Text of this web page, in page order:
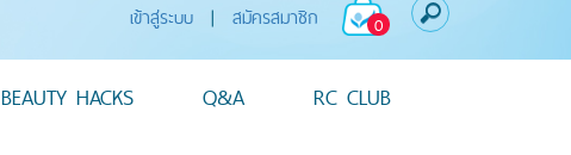
0
เข้าสู่ระบบ | สมัครสมาชิก
BEAUTY HACKS Q&A RC CLUB